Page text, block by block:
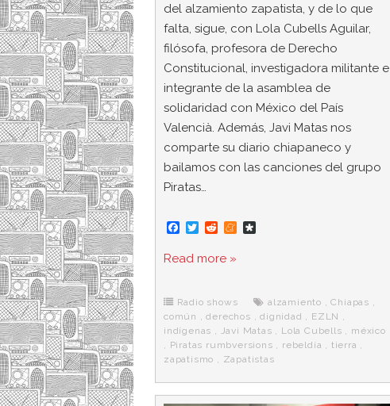
del alzamiento zapatista, y de lo que
falta, sigue, con Lola Cubells Aguilar,
filósofa, profesora de Derecho
Constitucional, investigadora militante e
integrante de la asamblea de
solidaridad con México del País
Valencià. Además, Javi Matas nos
comparte su diario chiapaneco y
bailamos con las canciones del grupo
Piratas…
F
c
e
o
k
T
i
t
r
R
d
d
M
e
r
a
Read more »
Radio shows alzamiento ,Chiapas
común
,derechos ,dignidad EZLN
indígenas
Javi Matas Lola Cubells
méxico
Piratas rumbversions rebeldía tierra
zapatismo
Zapatistas